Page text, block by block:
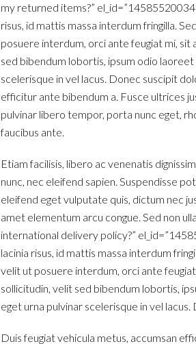
my returned items?”
risus, id mattis massa interdum fringilla.
posuere interdum, orci ante feugiat mi, sit
sed bibendum lobortis, ipsum odio
scelerisque in vel lacus. Donec suscipit
efficitur ante bibendum a. Fusce ultrices
pulvinar libero tempor, porta nunc eget,
faucibus ante.
Etiam facilisis, libero ac venenatis
nunc, nec eleifend sapien. Suspendisse
eleifend eget vulputate quis, dictum nec
amet elementum arcu congue. Sed non
international delivery policy?”
lacinia risus, id mattis massa interdum
velit ut posuere interdum, orci ante
sollicitudin, velit sed bibendum lobortis,
eget urna pulvinar scelerisque in vel
Duis feugiat vehicula metus, accumsan